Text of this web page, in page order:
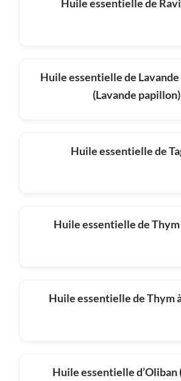
Huile essentielle de
Huile essentielle de
(Lavande papillon)
Huile essentielle de
Huile essentielle de
Huile essentielle de Thym
Huile essentielle d’Oliban